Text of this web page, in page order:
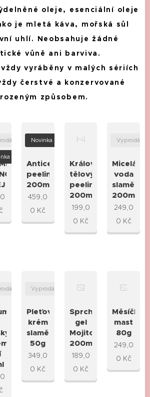
oleje, esenciální oleje
je mletá káva, mořská sůl
uhlí. Neobsahuje žádné
vůně ani barviva.
vyráběny v malých sériích
čerstvé a konzervované
způsobem.
Anticelulitidový
peeling
200ml
Novinka
459,0
0 Kč
Královský
tělový
peeling
200ml
199,0
0 Kč
Micelární
voda
slaměnka
200ml
Vyprodáno
249,0
0 Kč
Pleťový
krém
slaměnka
50g
Vyprodáno
349,0
0 Kč
Sprchový
gel
Mojito
200ml
189,0
0 Kč
mast
80g
249,0
0 Kč